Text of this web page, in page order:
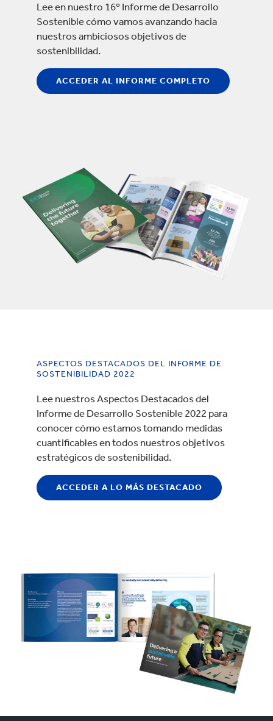
Lee en nuestro 16º Informe de Desarrollo
Sostenible cómo vamos avanzando hacia
nuestros ambiciosos objetivos de
sostenibilidad.
ACCEDER AL INFORME COMPLETO
ASPECTOS DESTACADOS DEL INFORME DE
SOSTENIBILIDAD 2022
Lee nuestros Aspectos Destacados del
Informe de Desarrollo Sostenible 2022 para
conocer cómo estamos tomando medidas
cuantificables en todos nuestros objetivos
estratégicos de sostenibilidad.
ACCEDER A LO MÁS DESTACADO